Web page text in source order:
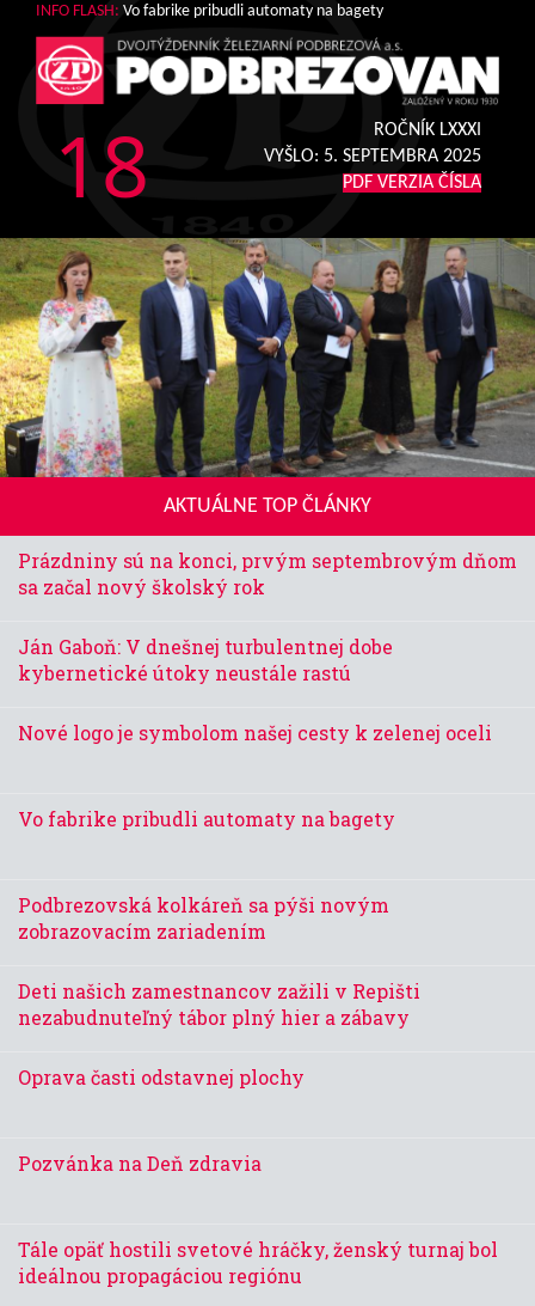
INFO FLASH: Vo fabrike pribudli automaty na bagety
18
ROČNÍK LXXXI
VYŠLO: 5. SEPTEMBRA 2025
PDF VERZIA ČÍSLA
AKTUÁLNE TOP ČLÁNKY
Prázdniny sú na konci, prvým septembrovým dňom
sa začal nový školský rok
Ján Gaboň: V dnešnej turbulentnej dobe
kybernetické útoky neustále rastú
Nové logo je symbolom našej cesty k zelenej oceli
Vo fabrike pribudli automaty na bagety
Podbrezovská kolkáreň sa pýši novým
zobrazovacím zariadením
Deti našich zamestnancov zažili v Repišti
nezabudnuteľný tábor plný hier a zábavy
Oprava časti odstavnej plochy
Pozvánka na Deň zdravia
Tále opäť hostili svetové hráčky, ženský turnaj bol
ideálnou propagáciou regiónu